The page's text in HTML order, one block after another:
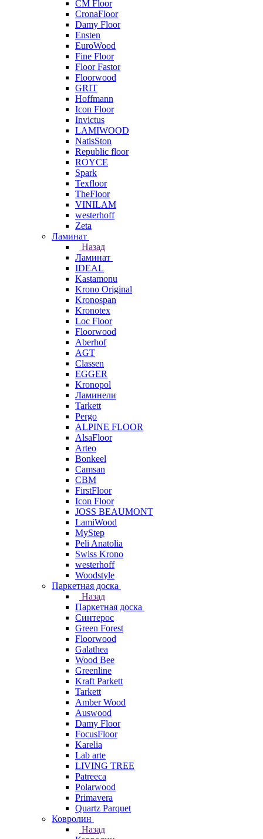
CM Floor
CronaFloor
Damy Floor
Ensten
EuroWood
Fine Floor
Floor Fastor
Floorwood
GRIT
Hoffmann
Icon Floor
Invictus
LAMIWOOD
NatisSton
Republic floor
ROYCE
Spark
Texfloor
TheFloor
VINILAM
westerhoff
Zeta
Ламинат
Назад
Ламинат
IDEAL
Kastamonu
Krono Original
Kronospan
Kronotex
Loc Floor
Floorwood
Aberhof
AGT
Classen
EGGER
Kronopol
Ламинели
Tarkett
Pergo
ALPINE FLOOR
AlsaFloor
Arteo
Bonkeel
Camsan
CBM
FirstFloor
Icon Floor
JOSS BEAUMONT
LamiWood
MyStep
Peli Anatolia
Swiss Krono
westerhoff
Woodstyle
Паркетная доска
Назад
Паркетная доска
Синтерос
Green Forest
Floorwood
Galathea
Wood Bee
Greenline
Kraft Parkett
Tarkett
Amber Wood
Auswood
Damy Floor
FocusFloor
Karelia
Lab arte
LIVING TREE
Patreeca
Polarwood
Primavera
Quartz Parquet
Ковролин
Назад